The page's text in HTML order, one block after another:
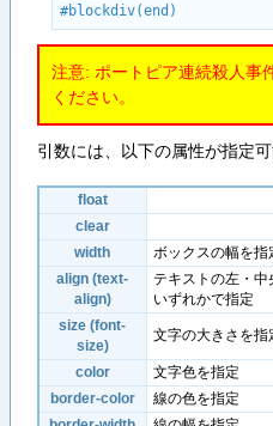
#blockdiv(end)
注意: ポートピア連続殺人事
ください。
引数には、以下の属性が指定可
float
clear
width
ボックスの幅を指
align (text-
align)
テキストの左・中
いずれかで指定
size (font-
size)
文字の大きさを指
color
文字色を指定
border-color
線の色を指定